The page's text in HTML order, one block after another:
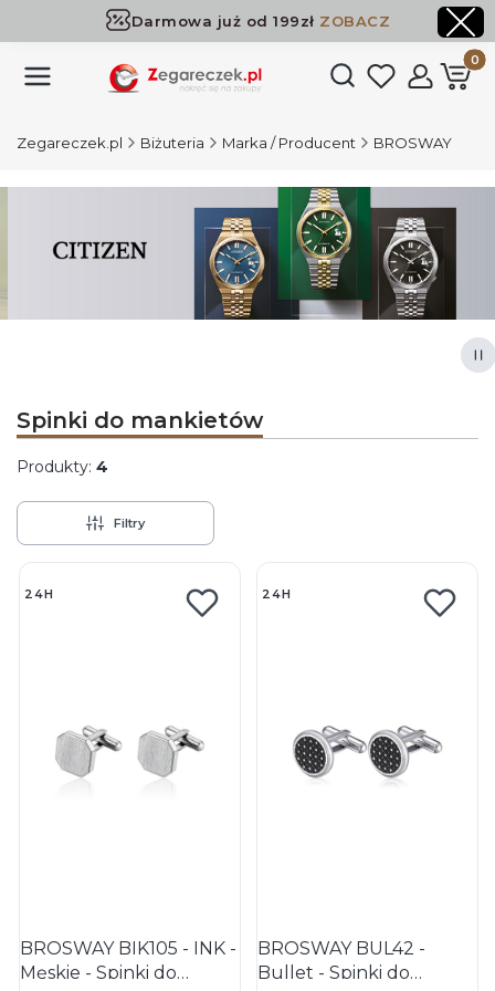
Darmowa już od 199zł ZOBACZ
ZOBACZ
Otwórz
Zegareczek.pl Biżuteria Marka / Producent BROSWAY
Spinki do mankietów
Produkty: 4
Filtry
24H
BROSWAY BIK105 - INK -
Męskie - Spinki do
24H
BROSWAY BUL42 -
Bullet - Spinki do